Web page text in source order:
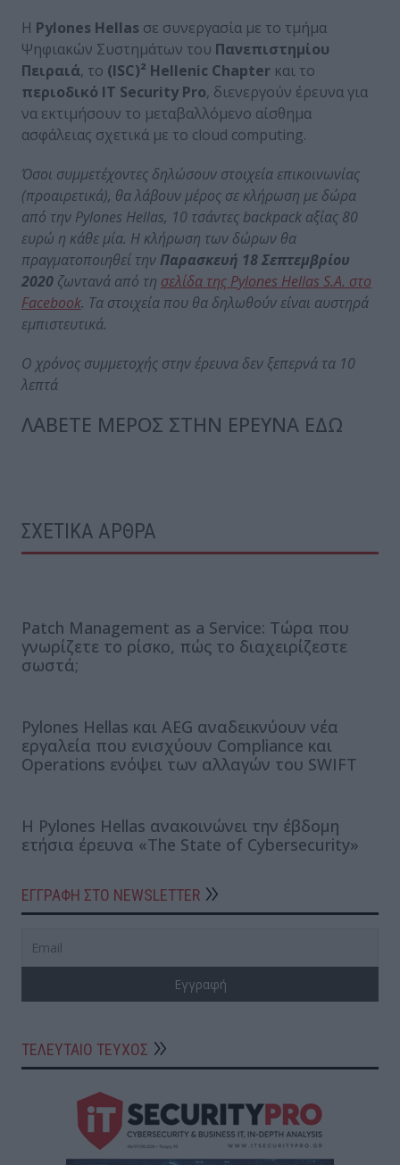
Η Pylones Hellas σε συνεργασία με το τμήμα
Ψηφιακών Συστημάτων του Πανεπιστημίου
Πειραιά, το (ISC)² Hellenic Chapter και το
περιοδικό IT Security Pro, διενεργούν έρευνα για
να εκτιμήσουν το μεταβαλλόμενο αίσθημα
ασφάλειας σχετικά με το cloud computing.
Όσοι συμμετέχοντες δηλώσουν στοιχεία επικοινωνίας
(προαιρετικά), θα λάβουν μέρος σε κλήρωση με δώρα
από την Pylones Hellas, 10 τσάντες backpack αξίας 80
ευρώ η κάθε μία. Η κλήρωση των δώρων θα
πραγματοποιηθεί την Παρασκευή 18 Σεπτεμβρίου
2020 ζωντανά από τη σελίδα της Pylones Hellas S.A. στο
Facebook. Τα στοιχεία που θα δηλωθούν είναι αυστηρά
εμπιστευτικά.
Ο χρόνος συμμετοχής στην έρευνα δεν ξεπερνά τα 10
λεπτά
ΛΑΒΕΤΕ ΜΕΡΟΣ ΣΤΗΝ ΕΡΕΥΝΑ ΕΔΩ
ΣΧΕΤΙΚΑ ΑΡΘΡΑ
Patch Management as a Service: Τώρα που
γνωρίζετε το ρίσκο, πώς το διαχειρίζεστε
σωστά;
Pylones Hellas και AEG αναδεικνύουν νέα
εργαλεία που ενισχύουν Compliance και
Operations ενόψει των αλλαγών του SWIFT
Η Pylones Hellas ανακοινώνει την έβδομη
ετήσια έρευνα «The State of Cybersecurity»
ΕΓΓΡΑΦΗ ΣΤΟ NEWSLETTER
ΤΕΛΕΥΤΑΙΟ ΤΕΥΧΟΣ